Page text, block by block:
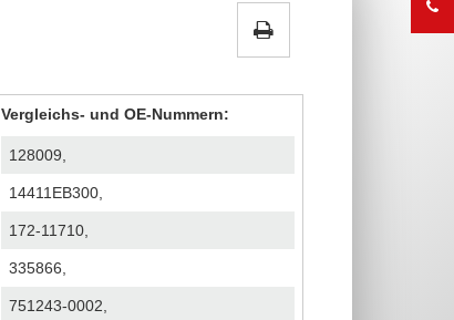
Vergleichs- und OE-Nummern:
128009,
14411EB300,
172-11710,
335866,
751243-0002,